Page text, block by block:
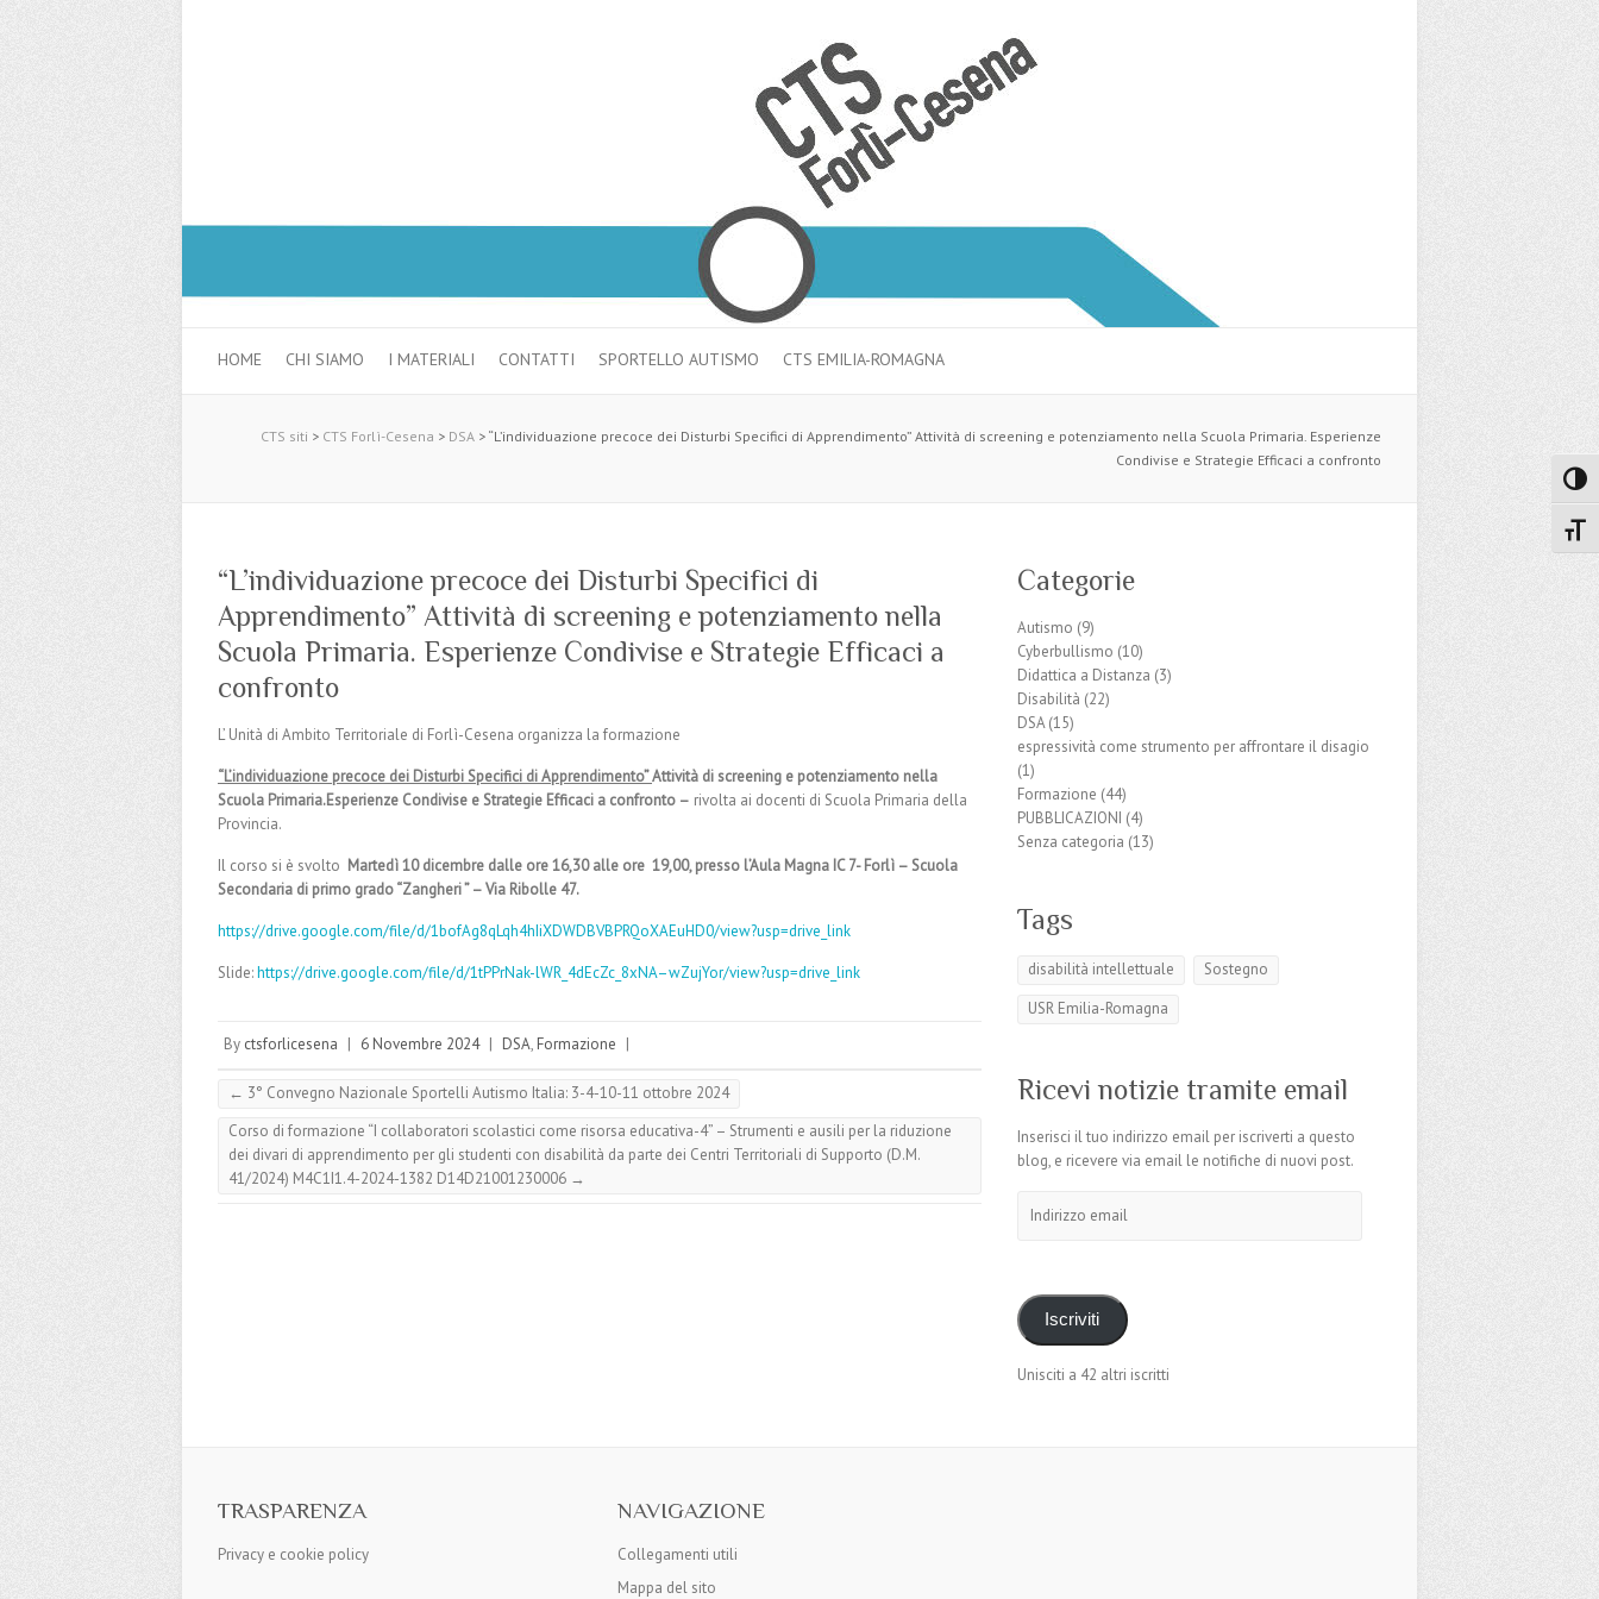
HOME CHI SIAMO I MATERIALI CONTATTI SPORTELLO AUTISMO CTS EMILIA-ROMAGNA
CTS siti > CTS Forlì-Cesena > DSA > “L’individuazione precoce dei Disturbi Specifici di Apprendimento” Attività di screening e potenziamento nella Scuola Primaria. Esperienze
Condivise e Strategie Efficaci a confronto
“L’individuazione precoce dei Disturbi Specifici di
Apprendimento” Attività di screening e potenziamento nella
Scuola Primaria. Esperienze Condivise e Strategie Efficaci a
confronto
L’ Unità di Ambito Territoriale di Forlì-Cesena organizza la formazione
“L’individuazione precoce dei Disturbi Specifici di Apprendimento”Attività di screening e potenziamento nella
Scuola Primaria.Esperienze Condivise e Strategie Efficaci a confronto – rivolta ai docenti di Scuola Primaria della
Provincia.
Il corso si è svolto Martedì 10 dicembre dalle ore 16,30 alle ore 19,00, presso l’Aula Magna IC 7- Forlì – Scuola
Secondaria di primo grado “Zangheri ” – Via Ribolle 47.
https://drive.google.com/file/d/1bofAg8qLqh4hIiXDWDBVBPRQoXAEuHD0/view?usp=drive_link
Slide:https://drive.google.com/file/d/1tPPrNak-lWR_4dEcZc_8xNA–wZujYor/view?usp=drive_link
By ctsforlicesena | 6 Novembre 2024 | DSA, Formazione |
← 3° Convegno Nazionale Sportelli Autismo Italia: 3-4-10-11 ottobre 2024
Corso di formazione “I collaboratori scolastici come risorsa educativa-4” – Strumenti e ausili per la riduzione
dei divari di apprendimento per gli studenti con disabilità da parte dei Centri Territoriali di Supporto (D.M.
41/2024) M4C1I1.4-2024-1382 D14D21001230006 →
Categorie
Autismo (9)
Cyberbullismo (10)
Didattica a Distanza (3)
Disabilità (22)
DSA(15)
espressività come strumento per affrontare il disagio
(1)
Formazione (44)
PUBBLICAZIONI (4)
Senza categoria (13)
Tags
disabilità intellettuale
Sostegno
USR Emilia-Romagna
Ricevi notizie tramite email
Inserisci il tuo indirizzo email per iscriverti a questo
blog, e ricevere via email le notifiche di nuovi post.
email
Iscriviti
Unisciti a 42 altri iscritti
TRASPARENZA
Privacy e cookie policy
NAVIGAZIONE
Collegamenti utili
Mappa del sito